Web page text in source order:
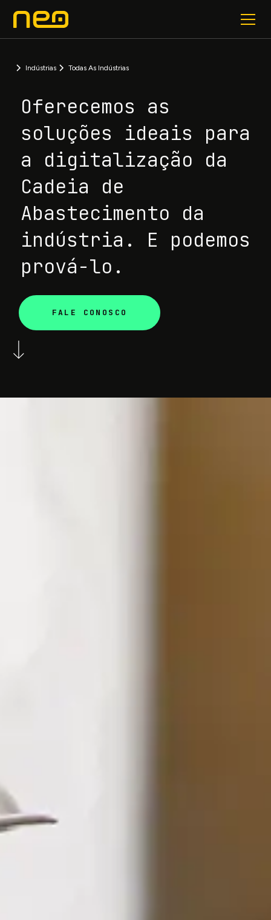
Indústrias Todas As Indústrias
Oferecemos as
soluções ideais para
a digitalização da
Cadeia de
Abastecimento da
indústria. E podemos
prová-lo.
FALE CONOSCO